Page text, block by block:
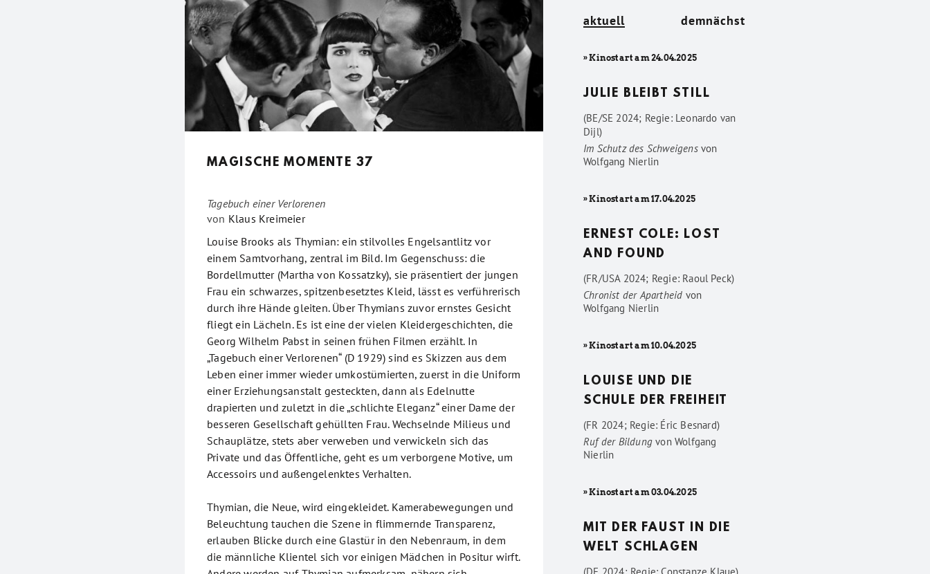
MAGISCHE MOMENTE 37
Tagebuch einer Verlorenen
von Klaus Kreimeier
Louise Brooks als Thymian: ein stilvolles Engelsantlitz vor
einem Samtvorhang, zentral im Bild. Im Gegenschuss: die
Bordellmutter (Martha von Kossatzky), sie präsentiert der jungen
Frau ein schwarzes, spitzenbesetztes Kleid, lässt es verführerisch
durch ihre Hände gleiten. Über Thymians zuvor ernstes Gesicht
fliegt ein Lächeln. Es ist eine der vielen Kleidergeschichten, die
Georg Wilhelm Pabst in seinen frühen Filmen erzählt. In
„Tagebuch einer Verlorenen“ (D 1929) sind es Skizzen aus dem
Leben einer immer wieder umkostümierten, zuerst in die Uniform
einer Erziehungsanstalt gesteckten, dann als Edelnutte
drapierten und zuletzt in die „schlichte Eleganz“ einer Dame der
besseren Gesellschaft gehüllten Frau. Wechselnde Milieus und
Schauplätze, stets aber verweben und verwickeln sich das
Private und das Öffentliche, geht es um verborgene Motive, um
Accessoirs und außengelenktes Verhalten.
Thymian, die Neue, wird eingekleidet. Kamerabewegungen und
Beleuchtung tauchen die Szene in flimmernde Transparenz,
erlauben Blicke durch eine Glastür in den Nebenraum, in dem
die männliche Klientel sich vor einigen Mädchen in Positur wirft.
aktuell demnächst
» Kinostart am 24.04.2025
JULIE BLEIBT STILL
(BE/SE 2024; Regie: Leonardo van
Dijl)
Im Schutz des Schweigensvon
Wolfgang Nierlin
» Kinostart am 17.04.2025
ERNEST COLE: LOST
AND FOUND
(FR/USA 2024; Regie: Raoul Peck)
Chronist der Apartheid von
Wolfgang Nierlin
» Kinostart am 10.04.2025
LOUISE UND DIE
SCHULE DER FREIHEIT
(FR 2024; Regie: Éric Besnard)
Ruf der Bildungvon Wolfgang
Nierlin
» Kinostart am 03.04.2025
MIT DER FAUST IN DIE
WELT SCHLAGEN